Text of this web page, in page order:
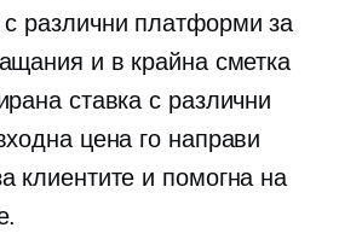
различни платформи за
и в крайна сметка
ставка с различни
цена го направи
клиентите и помогна на